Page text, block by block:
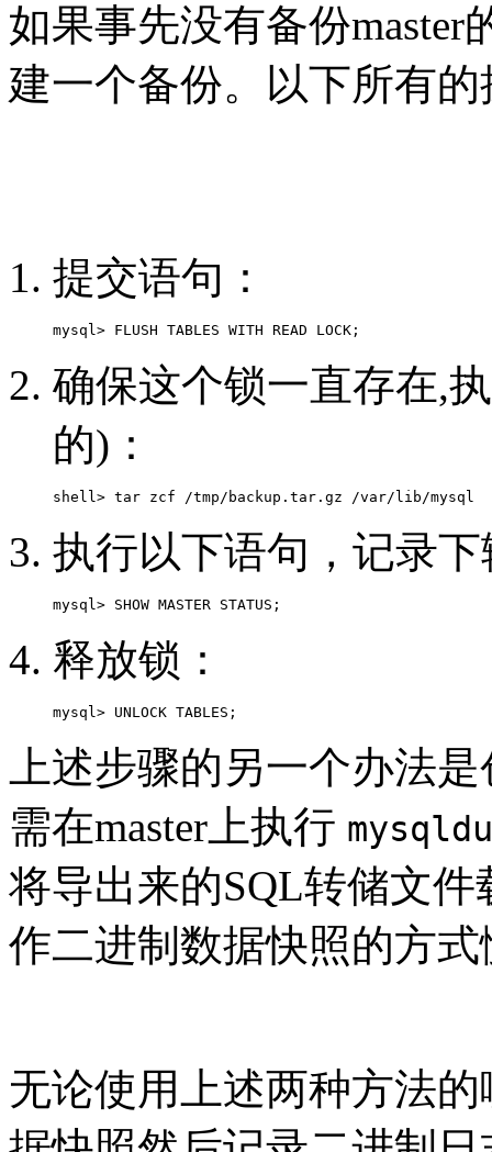
如果事先没有备份
建一个备份。以下所有的
提交语句：
确保这个锁一直存在,
的)：
执行以下语句，记录
释放锁：
mysql> UNLOCK TABLES;
上述步骤的另一个办法
需在master上执行
将导出来的SQL转储文
作二进制数据快照的方
无论使用上述两种方法